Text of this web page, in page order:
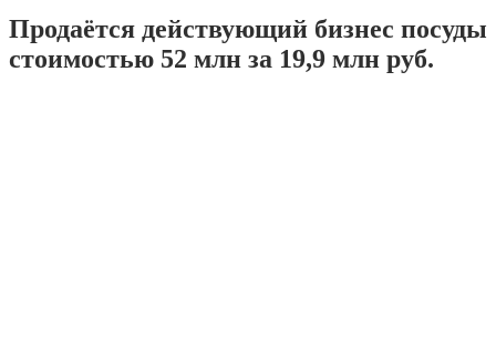
Продаётся действующий бизнес посуды
стоимостью 52 млн за 19,9 млн руб.